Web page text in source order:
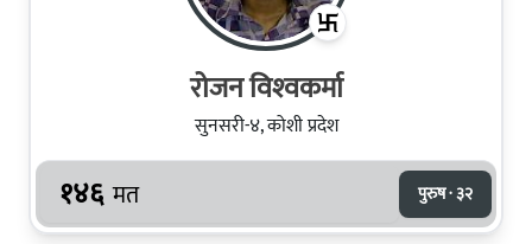
रोजन विश्‍वकर्मा
सुनसरी-४, कोशी प्रदेश
१४६ मत पुरुष · ३२